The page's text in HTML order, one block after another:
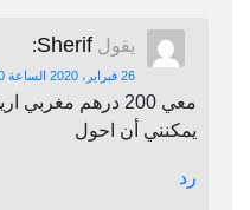
يقول Sherif
:
26 فبراير، 2020 الساعة 3:30 م
معي 200 درهم
يمكنني أن احول
رد